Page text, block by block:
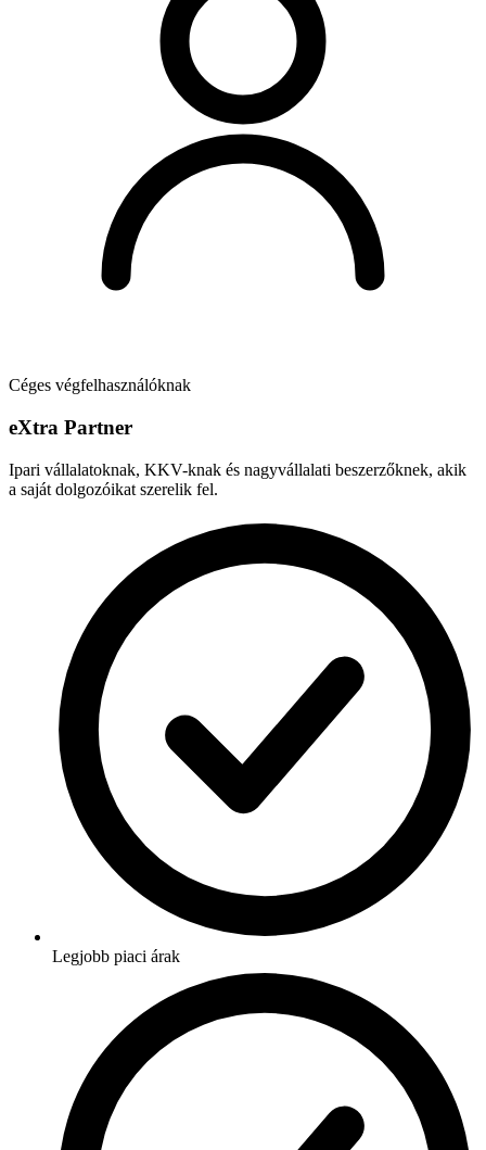
Céges végfelhasználóknak
eXtra Partner
Ipari vállalatoknak, KKV-knak és nagyvállalati beszerzőknek, akik
a saját dolgozóikat szerelik fel.
Legjobb piaci árak